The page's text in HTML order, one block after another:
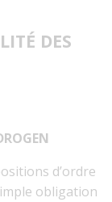
DES
d’ordre
obligation